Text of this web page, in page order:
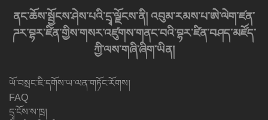
ནང་ཆོས་སྦྱོངས་ཤེས་པའི་དྲྭ་ལྗོངས་ནི། འབུམ་རམས་པ་ཨེ་ལེག་ཛན་
ཌར་བྷར་ཛིན་གྱིས་གསར་འཛུགས་གནང་བའི་བྷར་ཛིན་བཤད་མཛོད་
ཀྱི་ལས་གཞི་ཞིག་ཡིན།
ཡོ་བསྲང་ཇི་དགོས་ཡ་ལན་གཏོང་རོགས།
FAQ
དྲྭ་ངོས་ས་ཁྲ།